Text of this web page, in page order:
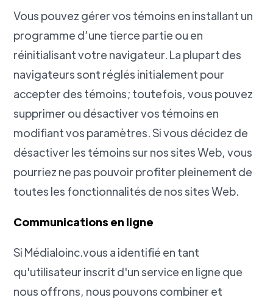
Vous pouvez gérer vos témoins en installant un
programme d’une tierce partie ou en
réinitialisant votre navigateur. La plupart des
navigateurs sont réglés initialement pour
accepter des témoins; toutefois, vous pouvez
supprimer ou désactiver vos témoins en
modifiant vos paramètres. Si vous décidez de
désactiver les témoins sur nos sites Web, vous
pourriez ne pas pouvoir profiter pleinement de
toutes les fonctionnalités de nos sites Web.
Communications en ligne
Si Médialoinc.vous a identifié en tant
qu'utilisateur inscrit d'un service en ligne que
nous offrons, nous pouvons combiner et